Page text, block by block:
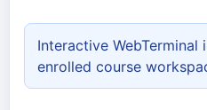
Interactive WebTerminal
enrolled course